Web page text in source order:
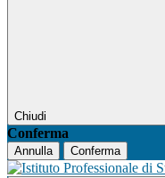
Chiudi
Conferma
Annulla Conferma